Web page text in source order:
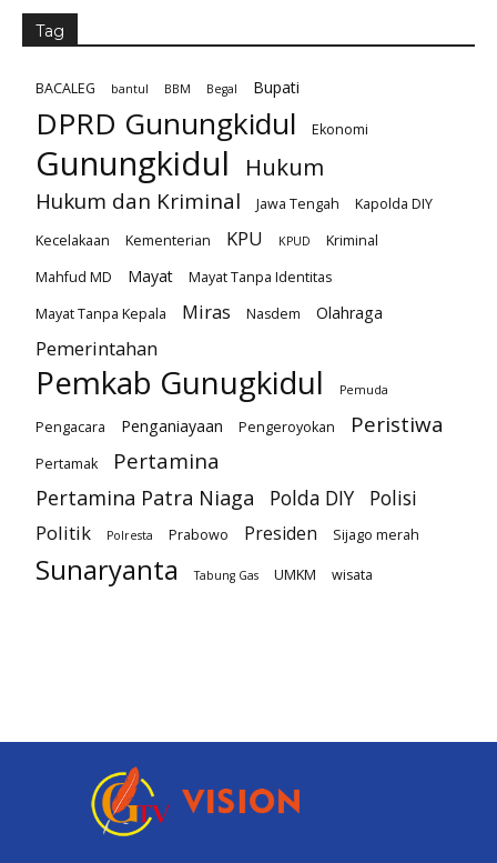
Tag
BACALEG bantul BBM Begal Bupati
DPRD Gunungkidul Ekonomi
Gunungkidul Hukum
Hukum dan Kriminal Jawa Tengah
Kapolda DIY
Kecelakaan
Kementerian KPU KPUD
Kriminal
Mahfud MD
Mayat
Mayat Tanpa Identitas
Mayat Tanpa Kepala
Miras Nasdem Olahraga
Pemerintahan
Pemkab Gunugkidul Pemuda
Pengacara Penganiayaan Pengeroyokan Peristiwa
Pertamak Pertamina
Pertamina Patra Niaga Polda DIY
Polisi
Politik
Polresta Prabowo Presiden Sijago merah
Sunaryanta Tabung Gas UMKM wisata